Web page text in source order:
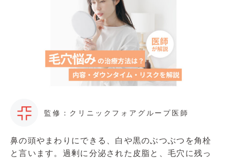
監修：クリニックフォアグループ医師
鼻の頭やまわりにできる、白や黒のぶつぶつを角栓
と言います。過剰に分泌された皮脂と、毛穴に残っ